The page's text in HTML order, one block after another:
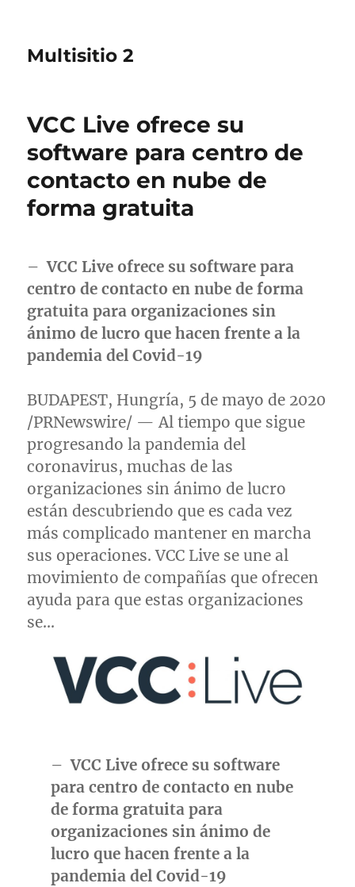
Multisitio 2
VCC Live ofrece su
software para centro de
contacto en nube de
forma gratuita
–VCC Live ofrece su software para
centro de contacto en nube de forma
gratuita para organizaciones sin
ánimo de lucro que hacen frente a la
pandemia del Covid-19
BUDAPEST, Hungría, 5 de mayo de 2020
/PRNewswire/ — Al tiempo que sigue
progresando la pandemia del
coronavirus, muchas de las
organizaciones sin ánimo de lucro
están descubriendo que es cada vez
más complicado mantener en marcha
sus operaciones. VCC Live se une al
movimiento de compañías que ofrecen
ayuda para que estas organizaciones
se…
–VCC Live ofrece su software
para centro de contacto en nube
de forma gratuita para
organizaciones sin ánimo de
lucro que hacen frente a la
pandemia del Covid-19